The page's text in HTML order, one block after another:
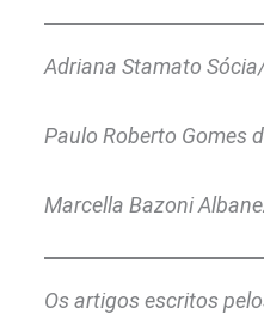
Adriana Stamato
Paulo Roberto Gomes
Marcella Bazoni
Os artigos escritos